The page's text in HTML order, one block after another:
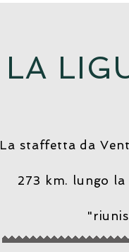
LA
La staffetta da
273 km. lungo